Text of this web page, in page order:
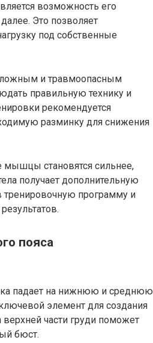
возможность его
Это позволяет
под собственные
и травмоопасным
правильную технику и
рекомендуется
разминку для снижения
мышцы становятся сильнее,
получает дополнительную
тренировочную программу и
пояса
падает на нижнюю и среднюю
элемент для создания
верхней части груди поможет
бюст.